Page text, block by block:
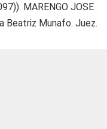
MARENGO JOSE
Beatriz Munafo. Juez.